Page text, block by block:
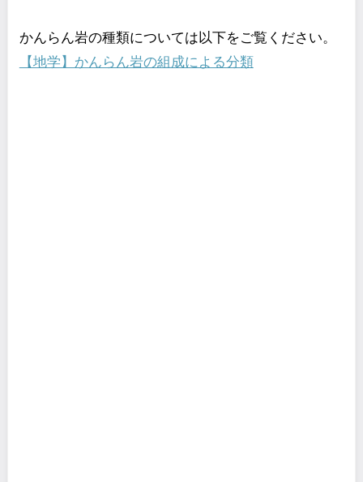
かんらん岩の種類については以下をご覧ください。
【地学】かんらん岩の組成による分類